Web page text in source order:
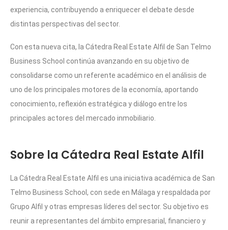
experiencia, contribuyendo a enriquecer el debate desde
distintas perspectivas del sector.
Con esta nueva cita, la Cátedra Real Estate Alfil de San Telmo
Business School continúa avanzando en su objetivo de
consolidarse como un referente académico en el análisis de
uno de los principales motores de la economía, aportando
conocimiento, reflexión estratégica y diálogo entre los
principales actores del mercado inmobiliario.
Sobre la Cátedra Real Estate Alfil
La Cátedra Real Estate Alfil es una iniciativa académica de San
Telmo Business School, con sede en Málaga y respaldada por
Grupo Alfil y otras empresas líderes del sector. Su objetivo es
reunir a representantes del ámbito empresarial, financiero y